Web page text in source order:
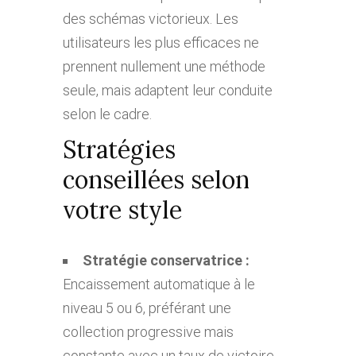
des schémas victorieux. Les
utilisateurs les plus efficaces ne
prennent nullement une méthode
seule, mais adaptent leur conduite
selon le cadre.
Stratégies
conseillées selon
votre style
Stratégie conservatrice :
Encaissement automatique à le
niveau 5 ou 6, préférant une
collection progressive mais